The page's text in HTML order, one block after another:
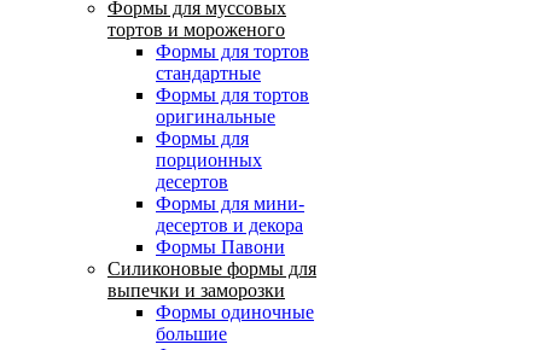
Формы для муссовых
тортов и мороженого
Формы для тортов
стандартные
Формы для тортов
оригинальные
Формы для
порционных
десертов
Формы для мини-
десертов и декора
Формы Павони
Силиконовые формы для
выпечки и заморозки
Формы одиночные
большие